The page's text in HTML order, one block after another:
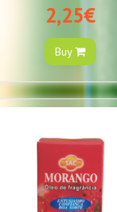
2,25€
Buy